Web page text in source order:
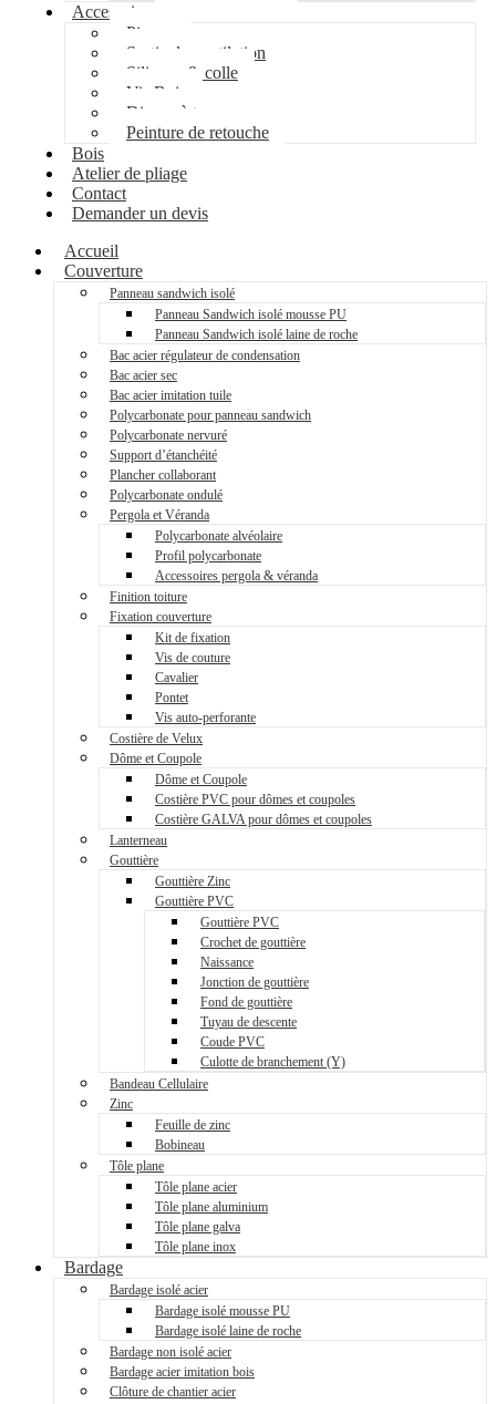
Accessoires
Pipeco
Sortie de ventilation
Silicone & colle
Vis Bois
Disque à tronçonner
Peinture de retouche
Bois
Atelier de pliage
Contact
Demander un devis
Accueil
Couverture
Panneau sandwich isolé
Panneau Sandwich isolé mousse PU
Panneau Sandwich isolé laine de roche
Bac acier régulateur de condensation
Bac acier sec
Bac acier imitation tuile
Polycarbonate pour panneau sandwich
Polycarbonate nervuré
Support d’étanchéité
Plancher collaborant
Polycarbonate ondulé
Pergola et Véranda
Polycarbonate alvéolaire
Profil polycarbonate
Accessoires pergola & véranda
Finition toiture
Fixation couverture
Kit de fixation
Vis de couture
Cavalier
Pontet
Vis auto-perforante
Costière de Velux
Dôme et Coupole
Dôme et Coupole
Costière PVC pour dômes et coupoles
Costière GALVA pour dômes et coupoles
Lanterneau
Gouttière
Gouttière Zinc
Gouttière PVC
Gouttière PVC
Crochet de gouttière
Naissance
Jonction de gouttière
Fond de gouttière
Tuyau de descente
Coude PVC
Culotte de branchement (Y)
Bandeau Cellulaire
Zinc
Feuille de zinc
Bobineau
Tôle plane
Tôle plane acier
Tôle plane aluminium
Tôle plane galva
Tôle plane inox
Bardage
Bardage isolé acier
Bardage isolé mousse PU
Bardage isolé laine de roche
Bardage non isolé acier
Bardage acier imitation bois
Clôture de chantier acier